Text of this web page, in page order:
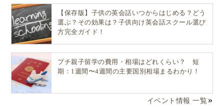
【保存版】子供の英会話いつからはじめる？どう
選ぶ？その効果は？子供向け英会話スクール選び
方完全ガイド！
プチ親子留学の費用・相場はどれくらい？ 短
期：1週間〜4週間の主要国別相場まるわかり！
イベント情報 一覧